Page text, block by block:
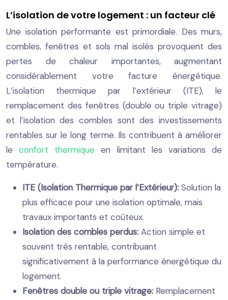
L’isolation de votre logement : un facteur clé
Une isolation performante est primordiale. Des murs,
combles, fenêtres et sols mal isolés provoquent des
pertes de chaleur importantes, augmentant
considérablement votre facture énergétique.
L’isolation thermique par l’extérieur (ITE), le
remplacement des fenêtres (double ou triple vitrage)
et l’isolation des combles sont des investissements
rentables sur le long terme. Ils contribuent à améliorer
leconfort thermique en limitant les variations de
température.
ITE (Isolation Thermique par l’Extérieur): Solution la
plus efficace pour une isolation optimale, mais
travaux importants et coûteux.
Isolation des combles perdus: Action simple et
souvent très rentable, contribuant
significativement à la performance énergétique du
logement.
Fenêtres double ou triple vitrage: Remplacement